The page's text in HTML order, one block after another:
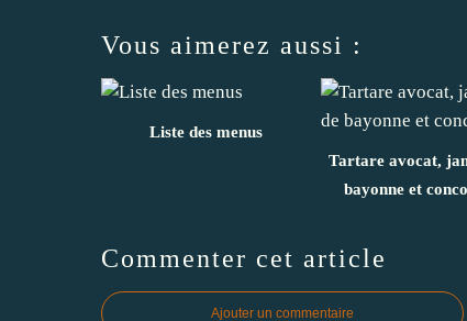
Vous aimerez aussi :
Liste des menus
Tartare avocat,
bayonne et
Commenter cet article
Ajouter un commentaire